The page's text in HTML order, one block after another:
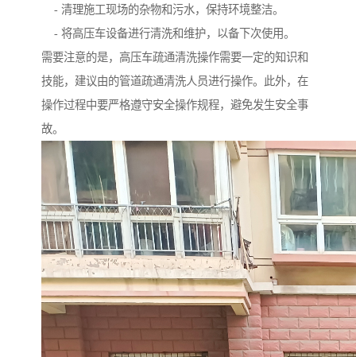
- 清理施工现场的杂物和污水，保持环境整洁。
- 将高压车设备进行清洗和维护，以备下次使用。
需要注意的是，高压车疏通清洗操作需要一定的知识和
技能，建议由的管道疏通清洗人员进行操作。此外，在
操作过程中要严格遵守安全操作规程，避免发生安全事
故。